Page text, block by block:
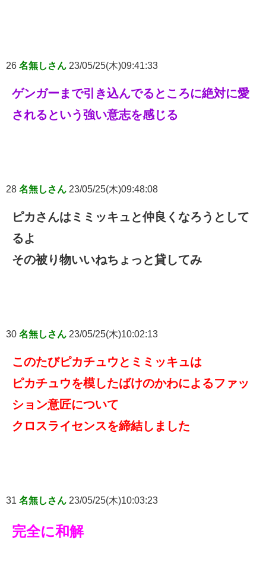
26 名無しさん 23/05/25(木)09:41:33
ゲンガーまで引き込んでるところに絶対に愛
されるという強い意志を感じる
28 名無しさん 23/05/25(木)09:48:08
ピカさんはミミッキュと仲良くなろうとして
るよ
その被り物いいねちょっと貸してみ
30 名無しさん 23/05/25(木)10:02:13
このたびピカチュウとミミッキュは
ピカチュウを模したばけのかわによるファッ
ション意匠について
クロスライセンスを締結しました
31 名無しさん 23/05/25(木)10:03:23
完全に和解